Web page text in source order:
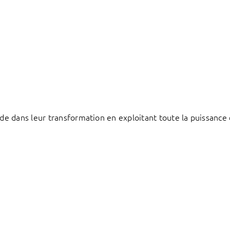
dans leur transformation en exploitant toute la